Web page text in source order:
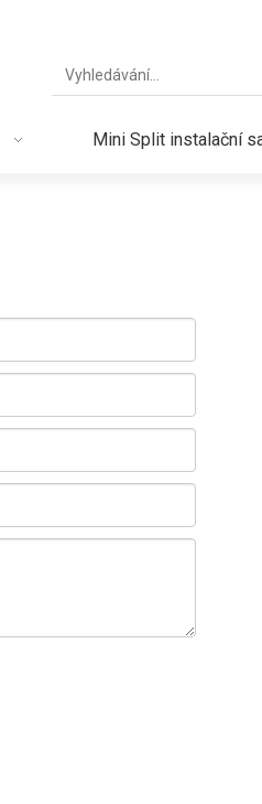
Mini Split instalační